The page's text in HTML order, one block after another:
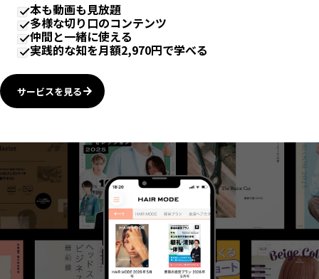
本も動画も見放題
多様な切り口のコンテンツ
仲間と一緒に使える
実践的な知を月額2,970円で学べる
サービスを見る